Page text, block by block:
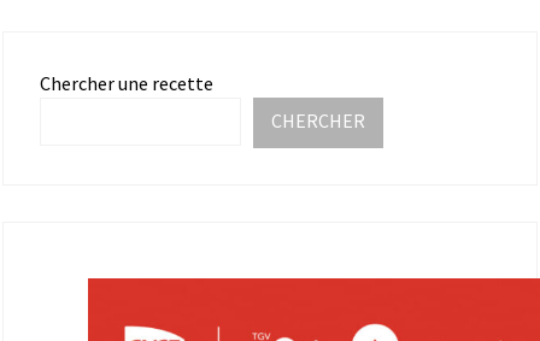
Chercher une recette
CHERCHER